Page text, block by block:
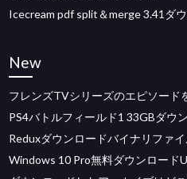
Icecream pdf split＆merge 3.41ダ
New
フレンズTVシリーズのエピソード
PS4バトルフィールド1 33GBダウ
Reduxダウンロードバイナリファ
Windows 10 Pro無料ダウンロード